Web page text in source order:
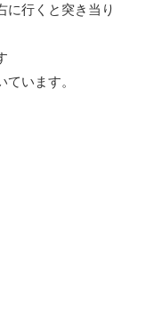
に行くと突き当り
います。